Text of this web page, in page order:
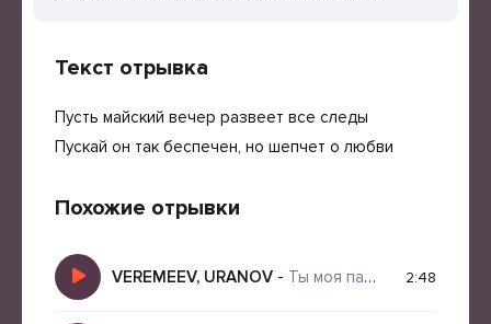
Текст отрывка
Пусть майский вечер развеет все следы
Пускай он так беспечен, но шепчет о любви
Похожие отрывки
VEREMEEV, URANOV - Ты моя пантера 2:48